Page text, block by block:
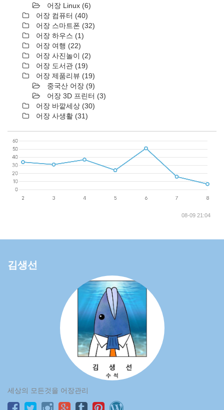
어장 Linux (6)
어장 컴퓨터 (40)
어장 스마트폰 (32)
어장 하우스 (1)
어장 여행 (22)
어장 사진놀이 (2)
어장 도서관 (19)
어장 제품리뷰 (19)
중국산 어장 (9)
어장 3D 프린터 (3)
어장 바깥세상 (30)
어장 사생활 (31)
08-09 21:04
김생선
세상의 모든것을 어장관리